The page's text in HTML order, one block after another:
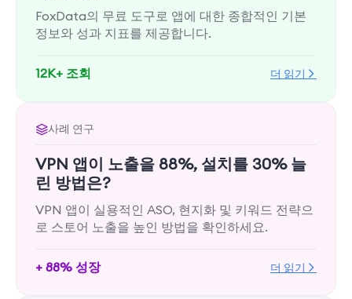
FoxData의 무료 도구로 앱에 대한 종합적인 기본
정보와 성과 지표를 제공합니다.
12K+ 조회 더 읽기
사례 연구
VPN 앱이 노출을 88%, 설치를 30% 늘
린 방법은?
VPN 앱이 실용적인 ASO, 현지화 및 키워드 전략으
로 스토어 노출을 높인 방법을 확인하세요.
+ 88% 성장 더 읽기